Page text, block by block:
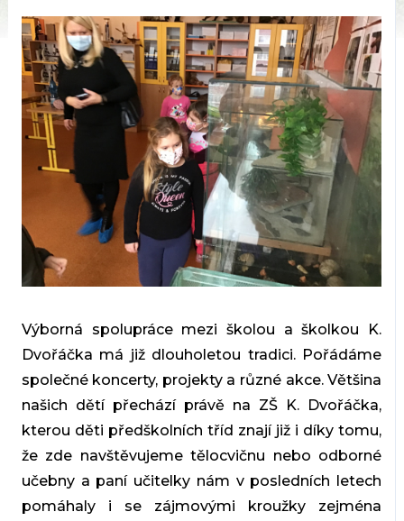
Výborná spolupráce mezi školou a školkou K.
Dvořáčka má již dlouholetou tradici. Pořádáme
společné koncerty, projekty a různé akce. Většina
našich dětí přechází právě na ZŠ K. Dvořáčka,
kterou děti předškolních tříd znají již i díky tomu,
že zde navštěvujeme tělocvičnu nebo odborné
učebny a paní učitelky nám v posledních letech
pomáhaly i se zájmovými kroužky zejména